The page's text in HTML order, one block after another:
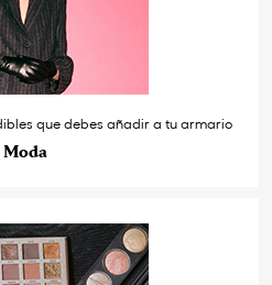
que debes añadir a tu armario
Moda